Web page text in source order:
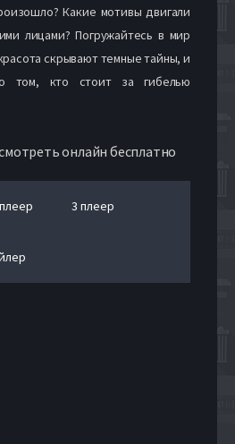
Какие мотивы двигали
лицами? Погружайтесь в мир
скрывают темные тайны, и
том, кто стоит за гибелью
онлайн бесплатно
3 плеер